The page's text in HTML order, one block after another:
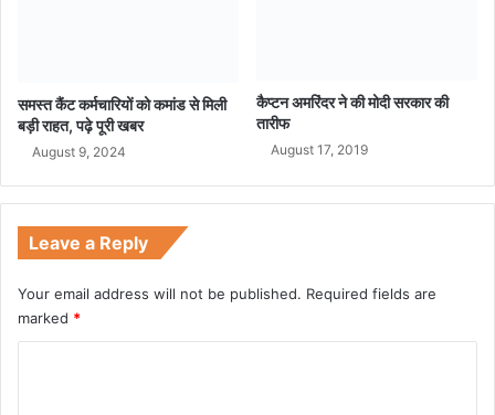
समस्त कैंट कर्मचारियों को कमांड से मिली
बड़ी राहत, पढ़े पूरी खबर
August 9, 2024
कैप्‍टन अमरिंदर ने की मोदी सरकार की
तारीफ
August 17, 2019
Leave a Reply
Your email address will not be published. Required fields are
marked *